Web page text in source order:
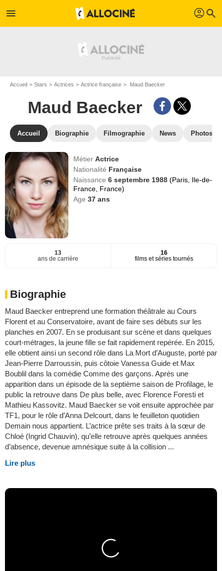
menu profil search
Accueil Stars Actrices Actrice française Maud Baecker
Maud Baecker
Accueil Biographie Filmographie News Photos
MétierActrice
Nationalité Française
Naissance6 septembre 1988(Paris, Ile-de-
France, France)
Age37 ans
13
ans de carrière
16
films et séries tournés
Biographie
Maud Baecker entreprend une formation théâtrale au Cours
Florent et au Conservatoire, avant de faire ses débuts sur les
planches en 2007. En se produisant sur scène et dans quelques
court-métrages, la jeune fille se fait rapidement repérée. En 2015,
elle obtient ainsi un second rôle dans La Mort d’Auguste, porté par
Jean-Pierre Darroussin, puis côtoie Vanessa Guide et Max
Boublil dans la comédie Comme des garçons. Après une
apparition dans un épisode de la septième saison de Profilage, le
public la retrouve dans De plus belle, avec Florence Foresti et
Mathieu Kassovitz. Maud Baecker se voit ensuite approchée par
TF1, pour le rôle d’Anna Delcourt, dans le feuilleton quotidien
Demain nous appartient. L’actrice prête ses traits à la sœur de
Chloé (Ingrid Chauvin), qu’elle retrouve après quelques années
d’absence, devenue amnésique suite à la collision ...
Lire plus